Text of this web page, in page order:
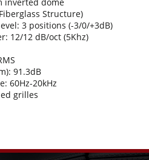
Structure)
3 positions (-3/0/+3dB)
12/12 dB/oct (5Khz)
91.3dB
60Hz-20kHz
grilles